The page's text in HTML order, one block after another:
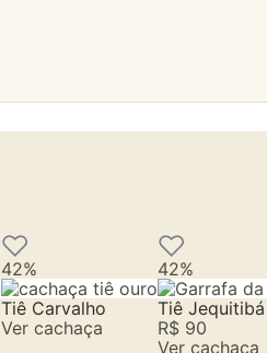
42%
Tiê Carvalho
Ver cachaça
42%
Tiê Jequitibá
R$ 90
Ver cachaça